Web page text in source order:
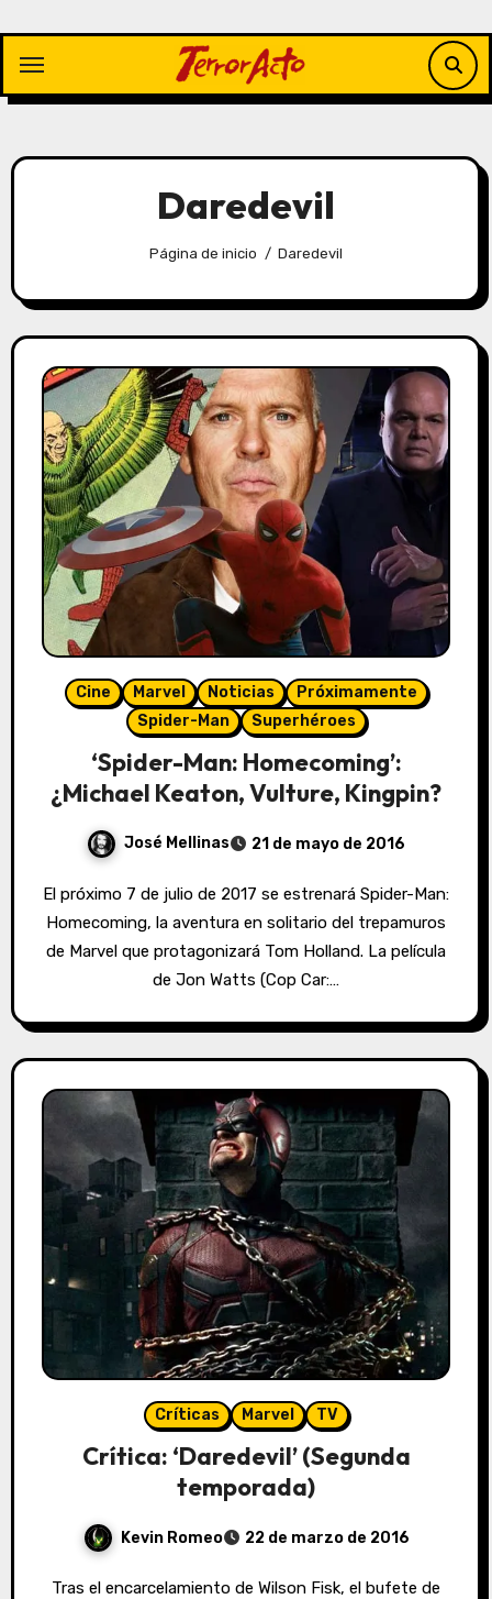
contenido
Daredevil
Página de inicio Daredevil
Cine Marvel Noticias
Próximamente
Spider-Man
Superhéroes
‘Spider-Man: Homecoming’:
¿Michael Keaton, Vulture, Kingpin?
José Mellinas 21 de mayo de 2016
El próximo 7 de julio de 2017 se estrenará Spider-Man:
Homecoming, la aventura en solitario del trepamuros
de Marvel que protagonizará Tom Holland. La película
de Jon Watts (Cop Car:…
Críticas Marvel TV
Crítica: ‘Daredevil’ (Segunda
temporada)
Kevin Romeo 22 de marzo de 2016
Tras el encarcelamiento de Wilson Fisk, el bufete de